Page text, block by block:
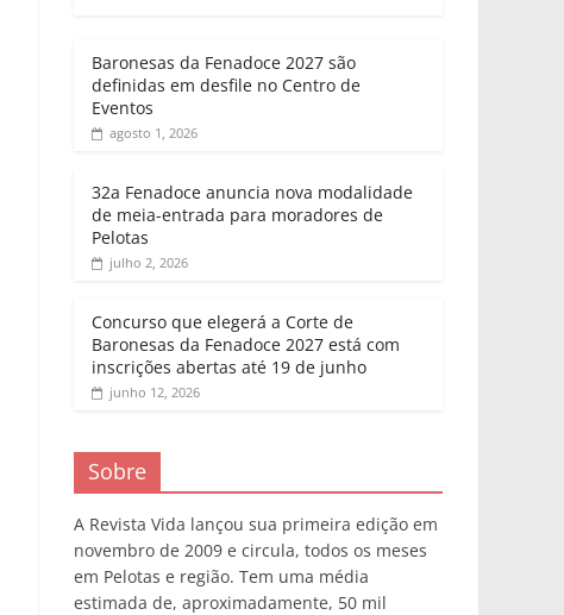
Baronesas da Fenadoce 2027 são
definidas em desfile no Centro de
Eventos
agosto 1, 2026
32a Fenadoce anuncia nova modalidade
de meia-entrada para moradores de
Pelotas
julho 2, 2026
Concurso que elegerá a Corte de
Baronesas da Fenadoce 2027 está com
inscrições abertas até 19 de junho
junho 12, 2026
Sobre
A Revista Vida lançou sua primeira edição em
novembro de 2009 e circula, todos os meses
em Pelotas e região. Tem uma média
estimada de, aproximadamente, 50 mil